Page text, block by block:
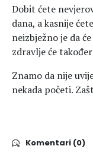
Dobit ćete
dana, a kasnije
neizbježno je da
zdravlje će
Znamo da nije
nekada početi.
Komentari (0)